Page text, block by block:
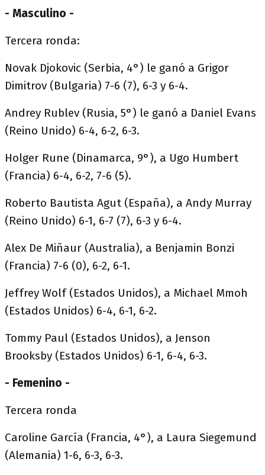
- Masculino -
Tercera ronda:
Novak Djokovic (Serbia, 4°) le ganó a Grigor
Dimitrov (Bulgaria) 7-6 (7), 6-3 y 6-4.
Andrey Rublev (Rusia, 5°) le ganó a Daniel Evans
(Reino Unido) 6-4, 6-2, 6-3.
Holger Rune (Dinamarca, 9°), a Ugo Humbert
(Francia) 6-4, 6-2, 7-6 (5).
Roberto Bautista Agut (España), a Andy Murray
(Reino Unido) 6-1, 6-7 (7), 6-3 y 6-4.
Alex De Miñaur (Australia), a Benjamin Bonzi
(Francia) 7-6 (0), 6-2, 6-1.
Jeffrey Wolf (Estados Unidos), a Michael Mmoh
(Estados Unidos) 6-4, 6-1, 6-2.
Tommy Paul (Estados Unidos), a Jenson
Brooksby (Estados Unidos) 6-1, 6-4, 6-3.
- Femenino -
Tercera ronda
Caroline García (Francia, 4°), a Laura Siegemund
(Alemania) 1-6, 6-3, 6-3.